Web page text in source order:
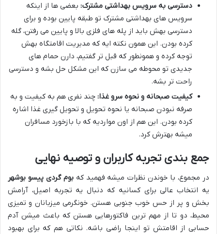
دسترسی به سرویس بهداشتی مشترک: بعضی ها از اینکه
سرویس های بهداشتی مشترک تو طبقه پایین بوده و برای
دسترسی بهش باید از پله های فلزی بالا و پایین می رفتن، گله
کرده بودن. این همون نکته ایه که مدیریت اقامتگاه بهش
توجه کرده و همونطور که قبل تر گفتیم، دارن حمام های
جدیدی تو محوطه می سازن که این مشکل حل بشه و دسترسی
راحت تر بشه.
کیفیت صبحانه و نحوه سرو غذا: چند نفری هم به کیفیت و به
صرفه نبودن صبحانه یا نحوه تحویل و تحویل گیری غذا اشاره
کرده بودن. این هم از اون مواردیه که با بازخورد مسافران
میشه بهترش کرد.
جمع بندی تجربه کاربران و توصیه نهایی
در مجموع، با خوندن نظرات میشه فهمید کهبوم گردی پیسو بوشهر
یه انتخاب عالی برای کسانیه که دنبال یه تجربه اصیل، آرامش
بخش و پر از حس خوب جنوبی هستن. خونگرمی میزبانان و تمیزی
محیط، دو تا از مهم ترین فاکتورهایی هستن که باعث میشن آدم
حسابی از اقامتش تو اینجا راضی باشه. نکاتی هم که برای بهبود